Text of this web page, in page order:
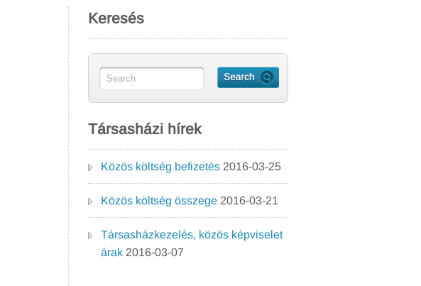
Keresés
Társasházi hírek
Közös költség befizetés 2016-03-25
Közös költség összege 2016-03-21
Társasházkezelés, közös képviselet
árak 2016-03-07